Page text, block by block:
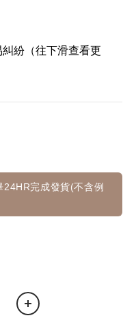
紛（往下滑查看更
完成發貨(不含例